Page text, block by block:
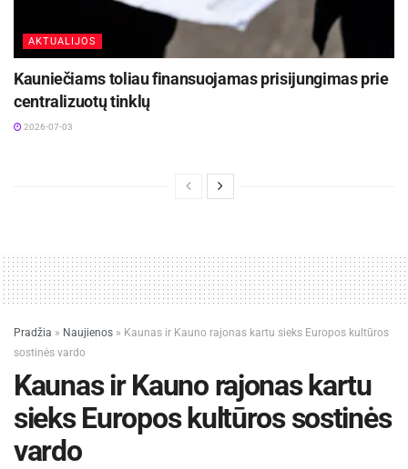
AKTUALIJOS
Kauniečiams toliau finansuojamas prisijungimas prie
centralizuotų tinklų
2026-07-03
Pradžia » Naujienos » Kaunas ir Kauno rajonas kartu sieks Europos kultūros
sostinės vardo
Kaunas ir Kauno rajonas kartu
sieks Europos kultūros sostinės
vardo